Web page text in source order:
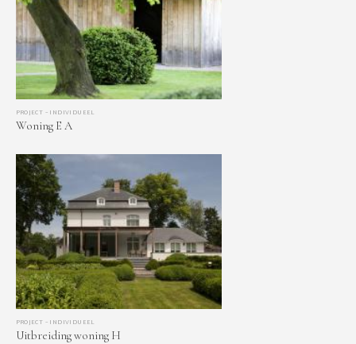
PROJECT – INDIVIDUEEL
Woning E A
PROJECT – INDIVIDUEEL
Uitbreiding woning H